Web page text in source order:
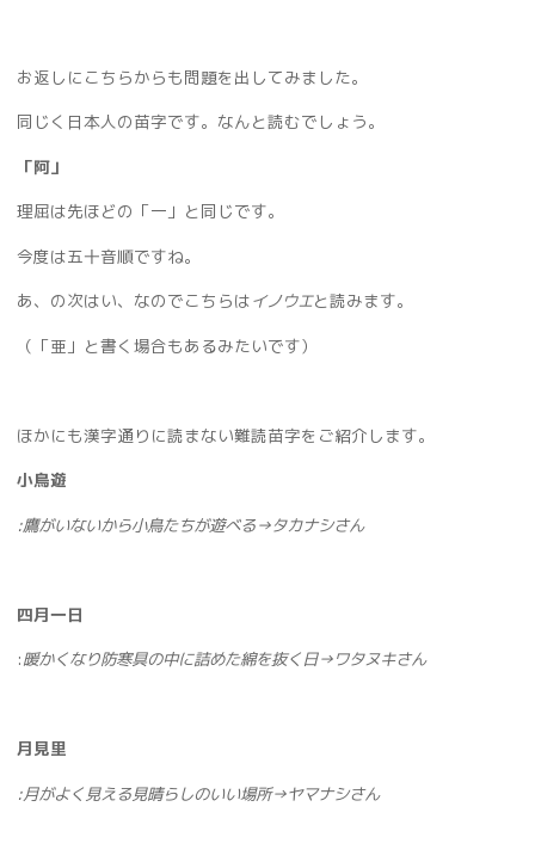
お返しにこちらからも問題を出してみました。
同じく日本人の苗字です。なんと読むでしょう。
「阿」
理屈は先ほどの「一」と同じです。
今度は五十音順ですね。
あ、の次はい、なのでこちらはイノウエと読みます。
（「亜」と書く場合もあるみたいです）
ほかにも漢字通りに読まない難読苗字をご紹介します。
小鳥遊
:鷹がいないから小鳥たちが遊べる→タカナシさん
四月一日
:暖かくなり防寒具の中に詰めた綿を抜く日→ワタヌキさん
月見里
:月がよく見える見晴らしのいい場所→ヤマナシさん